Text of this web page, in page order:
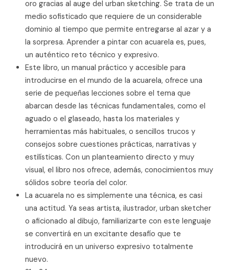
oro gracias al auge del urban sketching. Se trata de un
medio sofisticado que requiere de un considerable
dominio al tiempo que permite entregarse al azar y a
la sorpresa. Aprender a pintar con acuarela es, pues,
un auténtico reto técnico y expresivo.
Este libro, un manual práctico y accesible para
introducirse en el mundo de la acuarela, ofrece una
serie de pequeñas lecciones sobre el tema que
abarcan desde las técnicas fundamentales, como el
aguado o el glaseado, hasta los materiales y
herramientas más habituales, o sencillos trucos y
consejos sobre cuestiones prácticas, narrativas y
estilísticas. Con un planteamiento directo y muy
visual, el libro nos ofrece, además, conocimientos muy
sólidos sobre teoría del color.
La acuarela no es simplemente una técnica, es casi
una actitud. Ya seas artista, ilustrador, urban sketcher
o aficionado al dibujo, familiarizarte con este lenguaje
se convertirá en un excitante desafío que te
introducirá en un universo expresivo totalmente
nuevo.